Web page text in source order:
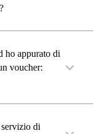
ho appurato di
voucher:
di